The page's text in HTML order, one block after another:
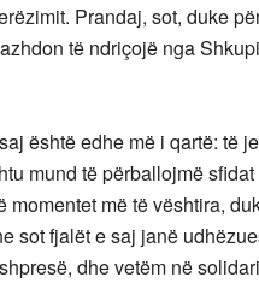
Prandaj, sot, duke
të ndriçojë nga
është edhe më i qartë: të
mund të përballojmë
më të vështira,
sot fjalët e saj janë
dhe vetëm në